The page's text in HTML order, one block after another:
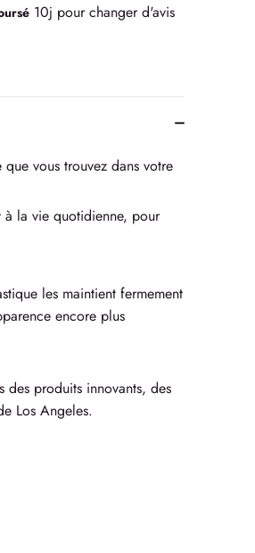
10j pour changer d'avis
vous trouvez dans votre
à la vie quotidienne, pour
les maintient fermement
encore plus
des produits innovants, des
Los Angeles.